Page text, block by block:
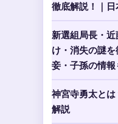
徹底解説！｜日
新選組局長・
け・消失の謎
妾・子孫の情
神宮寺勇太と
解説